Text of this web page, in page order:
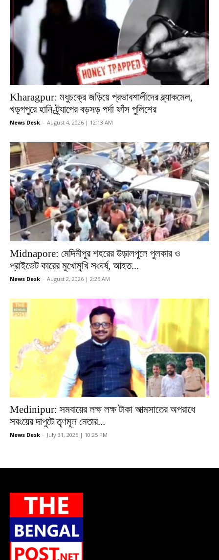
Kharagpur: মধুচক্রে জড়িয়ে প্রভাবশালীদের ব্ল্যাকমেল,
খড়্গপুরে হানি-ট্র্যাপের বড়সড় পর্দা ফাঁস পুলিশের
News Desk - August 4, 2026 | 12:13 AM
Midnapore: মেদিনীপুর শহরের উড়ালপুলে পুলকার ও
প্রাইভেট কারের মুখোমুখি সংঘর্ষ, আহত...
News Desk - August 2, 2026 | 2:26 AM
Medinipur: সমবায়ের লক্ষ লক্ষ টাকা আত্মসাতের অপরাধে
সবংয়ের দাপুটে তৃণমূল নেতার...
News Desk - July 31, 2026 | 10:25 PM